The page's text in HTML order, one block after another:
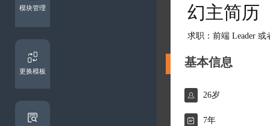
模块管理
更换模板
幻主简历
求职：前端 Leader
基本信息
 26岁
 7年